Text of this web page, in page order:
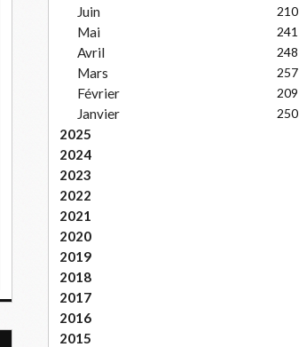
Juin 210
Mai 241
Avril 248
Mars 257
Février 209
Janvier 250
2025
2024
2023
2022
2021
2020
2019
2018
2017
2016
2015